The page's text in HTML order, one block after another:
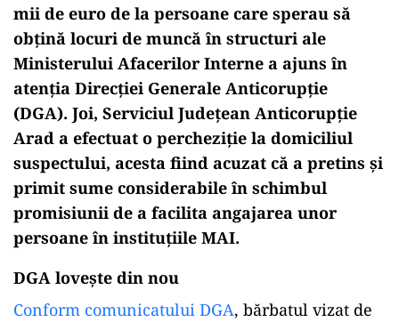
mii de euro de la persoane care sperau să
obțină locuri de muncă în structuri ale
Ministerului Afacerilor Interne a ajuns în
atenția Direcției Generale Anticorupție
(DGA). Joi, Serviciul Județean Anticorupție
Arad a efectuat o percheziție la domiciliul
suspectului, acesta fiind acuzat că a pretins și
primit sume considerabile în schimbul
promisiunii de a facilita angajarea unor
persoane în instituțiile MAI.
DGA lovește din nou
Conform comunicatului DGA, bărbatul vizat de